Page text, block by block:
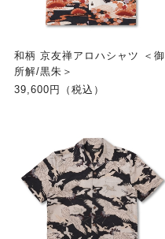
和柄 京友禅アロハシャツ ＜御
所解/黒朱＞
39,600円（税込）